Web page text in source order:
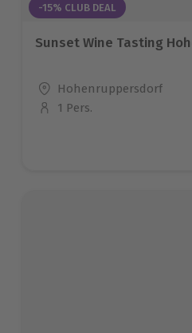
-15% CLUB DEAL
Sunset Wine Tasting
Standort
Hohenruppersdorf
Anzahl der Teilnehmer
1 Pers.